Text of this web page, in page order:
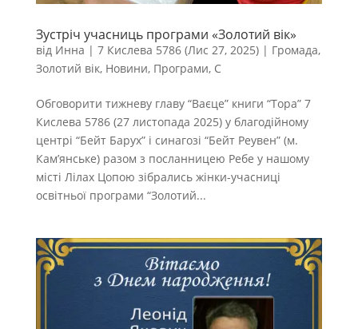
Зустріч учасниць програми «Золотий вік»
від Инна | 7 Кислева 5786 (Лис 27, 2025)| Громада,
Золотий вік, Новини, Програми, С
Обговорити тижневу главу “Ваєце” книги “Тора” 7
Кислева 5786 (27 листопада 2025) у благодійному
центрі “Бейт Барух” і синагозі “Бейт Реувен” (м.
Кам’янське) разом з посланницею Ребе у нашому
місті Лілах Цопою зібрались жінки-учасниці
освітньої програми “Золотий...